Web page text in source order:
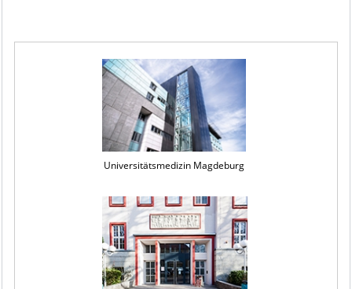
Universitätsmedizin Magdeburg